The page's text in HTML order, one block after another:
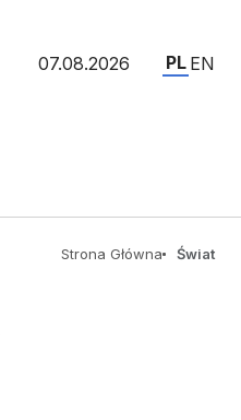
07.08.2026 PL EN
Strona Główna Świat